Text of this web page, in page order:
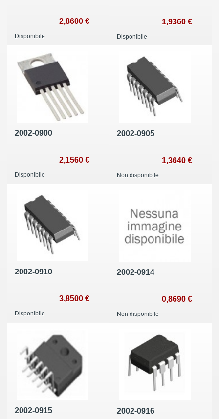
2,8600 €
Disponibile
1,9360 €
Disponibile
2002-0900
2,1560 €
Disponibile
2002-0905
1,3640 €
Non disponibile
2002-0910
3,8500 €
Disponibile
2002-0914
0,8690 €
Non disponibile
2002-0915 2002-0916